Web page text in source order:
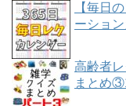
【毎日
ーショ
高齢者
まとめ